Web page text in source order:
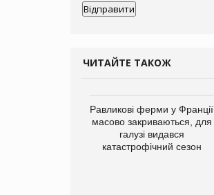
ЧИТАЙТЕ ТАКОЖ
Равликові ферми у Франції
масово закриваються, для
галузі видався
катастрофічний сезон